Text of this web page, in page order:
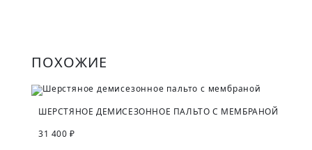
ПОХОЖИЕ
ШЕРСТЯНОЕ ДЕМИСЕЗОННОЕ ПАЛЬТО С МЕМБРАНОЙ
31 400 ₽